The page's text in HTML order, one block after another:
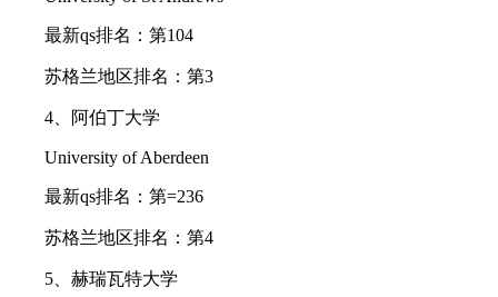
最新qs排名：第104
苏格兰地区排名：第3
4、阿伯丁大学
University of Aberdeen
最新qs排名：第=236
苏格兰地区排名：第4
5、赫瑞瓦特大学